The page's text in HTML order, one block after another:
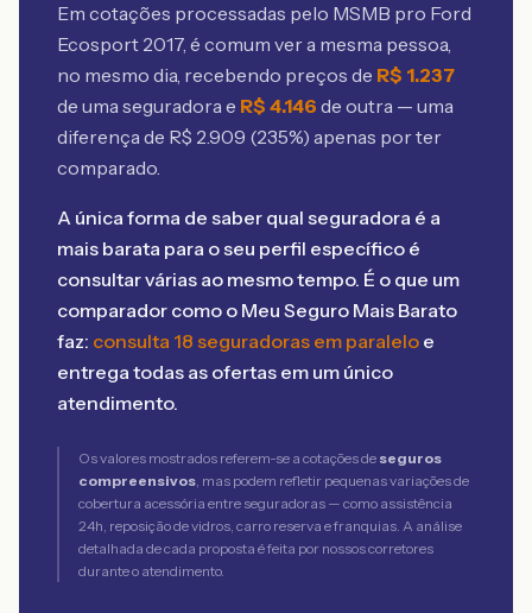
Em cotações processadas pelo MSMB pro Ford
Ecosport 2017, é comum ver a mesma pessoa,
no mesmo dia, recebendo preços de R$ 1.237
de uma seguradora e R$ 4.146 de outra — uma
diferença de R$ 2.909 (235%) apenas por ter
comparado.
A única forma de saber qual seguradora é a
mais barata para o seu perfil específico é
consultar várias ao mesmo tempo. É o que um
comparador como o Meu Seguro Mais Barato
faz: consulta 18 seguradoras em paralelo e
entrega todas as ofertas em um único
atendimento.
Os valores mostrados referem-se a cotações de seguros
compreensivos, mas podem refletir pequenas variações de
cobertura acessória entre seguradoras — como assistência
24h, reposição de vidros, carro reserva e franquias. A análise
detalhada de cada proposta é feita por nossos corretores
durante o atendimento.